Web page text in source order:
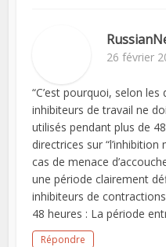
26 février
“C’est pourquoi, selon
inhibiteurs de travail ne
utilisés pendant plus de
directrices sur
cas de menace
une période clairement
inhibiteurs de
48 heures : La période
Répondre